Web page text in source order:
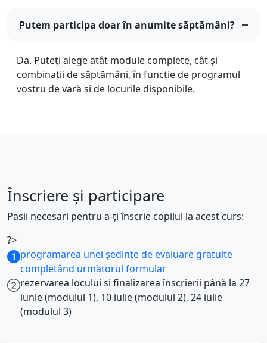
Putem participa doar în anumite săptămâni?
Da. Puteți alege atât module complete, cât și
combinații de săptămâni, în funcție de programul
vostru de vară și de locurile disponibile.
Înscriere şi participare
Pasii necesari pentru a-ți înscrie copilul la acest curs:
?>
programarea unei ședințe de evaluare gratuite
completând următorul formular
rezervarea locului si finalizarea înscrierii până la 27
iunie (modulul 1), 10 iulie (modulul 2), 24 iulie
(modulul 3)